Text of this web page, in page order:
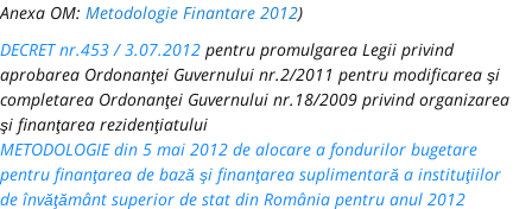
Anexa OM: Metodologie Finantare 2012)
DECRET nr.453 / 3.07.2012 pentru promulgarea Legii privind
aprobarea Ordonanţei Guvernului nr.2/2011 pentru modificarea şi
completarea Ordonanţei Guvernului nr.18/2009 privind organizarea
şi finanţarea rezidenţiatului
METODOLOGIE din 5 mai 2012 de alocare a fondurilor bugetare
pentru finanţarea de bază şi finanţarea suplimentară a instituţiilor
de învăţământ superior de stat din România pentru anul 2012